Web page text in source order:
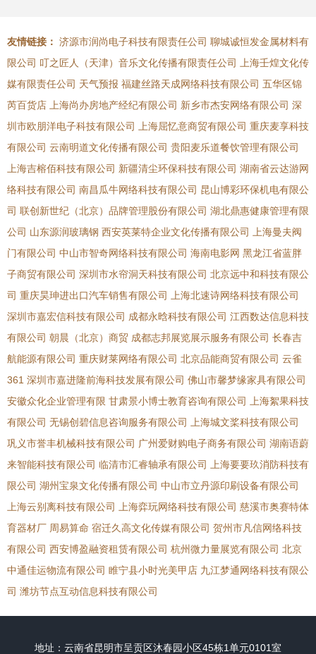
友情链接： 济源市润尚电子科技有限责任公司 聊城诚恒发金属材料有
限公司 叮之匠人（天津）音乐文化传播有限责任公司
上海壬煌文化传
媒有限责任公司 天气预报 福建丝路天成网络科技有限公司 五华区锦
芮百货店
上海尚办房地产经纪有限公司 新乡市杰安网络有限公司 深
圳市欧朋洋电子科技有限公司
上海屈忆意商贸有限公司 重庆麦享科技
有限公司 云南明道文化传播有限公司 贵阳麦乐道餐饮管理有限公司
上海吉榕佰科技有限公司 新疆清尘环保科技有限公司 湖南省云达游网
络科技有限公司 南昌瓜牛网络科技有限公司 昆山博彩环保机电有限公
司 联创新世纪（北京）品牌管理股份有限公司 湖北鼎惠健康管理有限
公司 山东源润玻璃钢 西安英莱特企业文化传播有限公司
上海曼夫阀
门有限公司 中山市智奇网络科技有限公司 海南电影网 黑龙江省蓝胖
子商贸有限公司 深圳市水帘洞天科技有限公司 北京远中和科技有限公
司 重庆昊珅进出口汽车销售有限公司
上海北速诗网络科技有限公司
深圳市嘉宏信科技有限公司 成都永晗科技有限公司 江西数达信息科技
有限公司 朝晨（北京）商贸 成都志邦展览展示服务有限公司 长春吉
航能源有限公司 重庆财莱网络有限公司 北京品能商贸有限公司 云雀
361 深圳市嘉进隆前海科技发展有限公司 佛山市馨梦缘家具有限公司
安徽众化企业管理有限 甘肃景小博士教育咨询有限公司
上海絮果科技
有限公司 无锡创碧信息咨询服务有限公司
上海城文桨科技有限公司
巩义市誉丰机械科技有限公司 广州爱财购电子商务有限公司 湖南语蔚
来智能科技有限公司 临清市汇睿轴承有限公司
上海要要玖消防科技有
限公司 湖州宝泉文化传播有限公司 中山市立丹源印刷设备有限公司
上海云别离科技有限公司
上海弈玩网络科技有限公司 慈溪市奥赛特体
育器材厂 周易算命 宿迁久高文化传媒有限公司 贺州市凡信网络科技
有限公司 西安博盈融资租赁有限公司 杭州微力量展览有限公司 北京
中通佳运物流有限公司 睢宁县小时光美甲店 九江梦通网络科技有限公
司 潍坊节点互动信息科技有限公司
地址：云南省昆明市呈贡区沐春园小区45栋1单元0101室